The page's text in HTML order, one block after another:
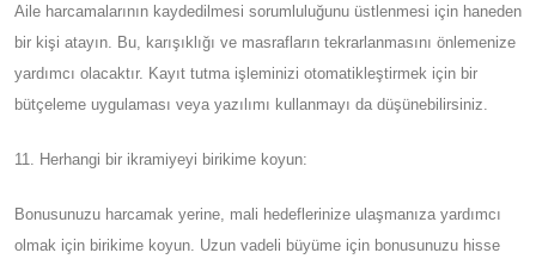
Aile harcamalarının kaydedilmesi sorumluluğunu üstlenmesi için haneden
bir kişi atayın. Bu, karışıklığı ve masrafların tekrarlanmasını önlemenize
yardımcı olacaktır. Kayıt tutma işleminizi otomatikleştirmek için bir
bütçeleme uygulaması veya yazılımı kullanmayı da düşünebilirsiniz.
11. Herhangi bir ikramiyeyi birikime koyun:
Bonusunuzu harcamak yerine, mali hedeflerinize ulaşmanıza yardımcı
olmak için birikime koyun. Uzun vadeli büyüme için bonusunuzu hisse